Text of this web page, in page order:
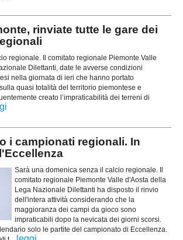
rinviate tutte le gare dei
regionale. Il comitato regionale Piemonte Valle
Dilettanti, date le avverse condizioni
nella giornata di ieri che hanno portato
quasi totalità del territorio piemontese e
creato l’impraticabilità dei terreni di
i campionati regionali. In
Sarà una domenica senza il calcio regionale. Il
comitato regionale Piemonte Valle d'Aosta della
Lega Nazionale Dilettanti ha disposto il rinvio
dell'intera attività considerando che la
maggioranza dei campi da gioco sono
impraticabili dopo la nevicata dei giorni scorsi.
solo le partite del campionato di Eccellenza.